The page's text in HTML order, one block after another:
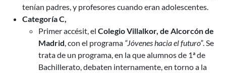
tenían padres, y profesores cuando eran adolescentes.
Categoría C,
Primer accésit, el Colegio Villalkor, de Alcorcón de
Madrid , con el programa “Jóvenes hacia el futuro”. Se
trata de un programa, en la que alumnos de 1ª de
Bachillerato, debaten internamente, en torno a la